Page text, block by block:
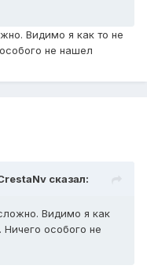
Видимо я как то не
не нашел
сказал:
Видимо я как
особого не